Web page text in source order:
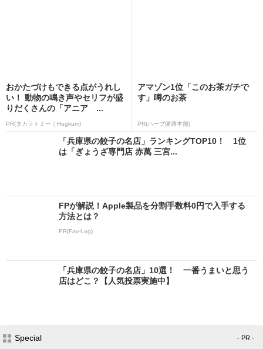
おかたづけもできる点がうれし
い！ 動物の鳴き声やセリフが盛
りだくさんの「アニア ...
PR(タカラトミー｜Hugkum)
アマゾン1位「このお茶ガチで
す」噂のお茶
PR(ハーブ健康本舗)
「兵庫県の餃子の名店」ランキングTOP10！ 1位
は「ぎょうざ専門店 赤萬 三宮...
FPが解説！Apple製品を分割手数料0円で入手する
方法とは？
PR(Fav-Log)
「兵庫県の餃子の名店」10選！ 一番うまいと思う
店はどこ？【人気投票実施中】
Special - PR -